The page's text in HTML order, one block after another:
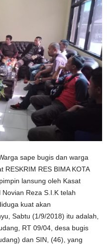
sape bugis dan warga
RESKRIM RES BIMA KOTA
lansung oleh Kasat
Reza S.I.K telah
kuat akan
Sabtu (1/9/2018) itu adalah,
RT 09/04, desa bugis
dan SIN, (46), yang